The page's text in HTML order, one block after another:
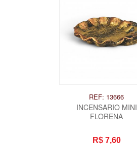
REF: 13666
INCENSARIO MINI
FLORENA
R$ 7,60